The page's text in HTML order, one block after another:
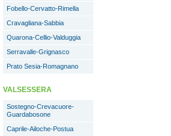
Fobello-Cervatto-Rimella
Cravagliana-Sabbia
Quarona-Cellio-Valduggia
Serravalle-Grignasco
Prato Sesia-Romagnano
VALSESSERA
Sostegno-Crevacuore-
Guardabosone
Caprile-Ailoche-Postua